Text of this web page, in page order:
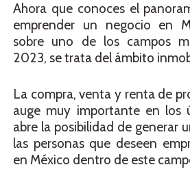
Ahora que conoces el
emprender un negocio en
sobre uno de los campos
2023, se trata del ámbito
La compra, venta y renta de
auge muy importante en los
abre la posibilidad de generar
las personas que deseen
en México dentro de este